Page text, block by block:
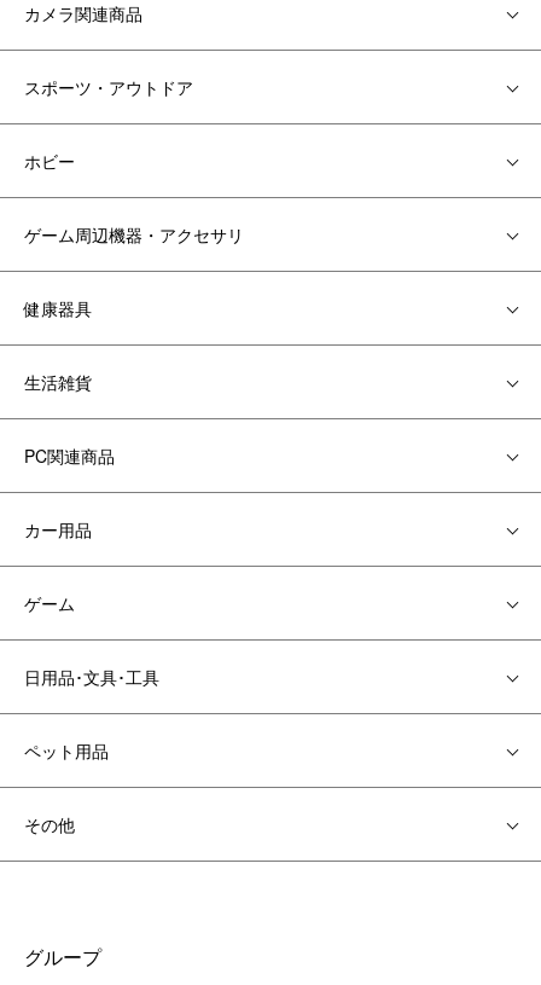
カメラ関連商品
スポーツ・アウトドア
ホビー
ゲーム周辺機器・アクセサリ
健康器具
生活雑貨
PC関連商品
カー用品
ゲーム
日用品･文具･工具
ペット用品
その他
グループ